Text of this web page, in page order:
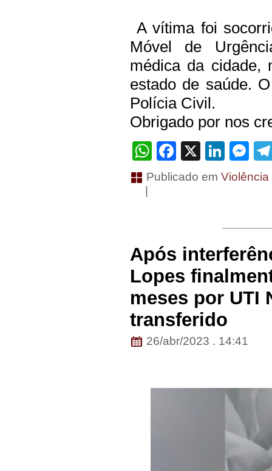
A vítima foi
Móvel de
médica da cidade,
estado de saúde.
Polícia Civil.
Obrigado por nos
WhatsApp
Facebook
X
Publicado em Violência
Após
Lopes
meses por UTI
transferido
26/abr/2023 . 14:41